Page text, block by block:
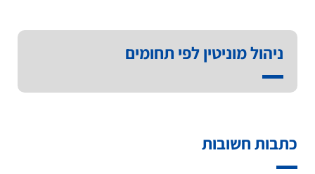
ניהול מוניטין לפי תחומים
כתבות חשובות